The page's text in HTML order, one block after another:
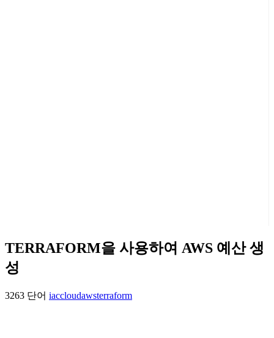
TERRAFORM을 사용하여 AWS 예산 생
성
3263 단어 iaccloudawsterraform